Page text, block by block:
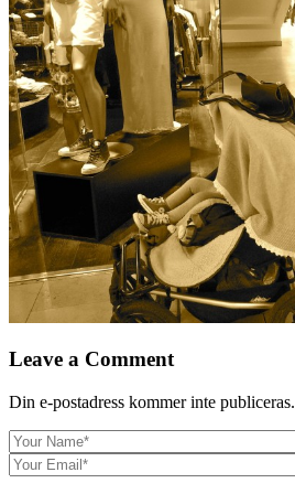
Leave a Comment
Din e-postadress kommer inte publiceras.